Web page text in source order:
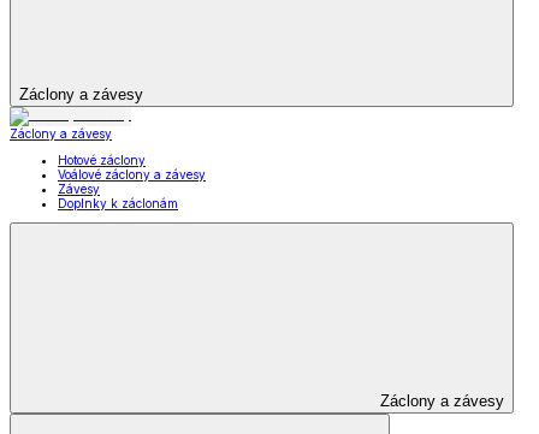
Záclony a závesy
Záclony a závesy
Hotové záclony
Voálové záclony a závesy
Závesy
Doplnky k záclonám
Záclony a závesy